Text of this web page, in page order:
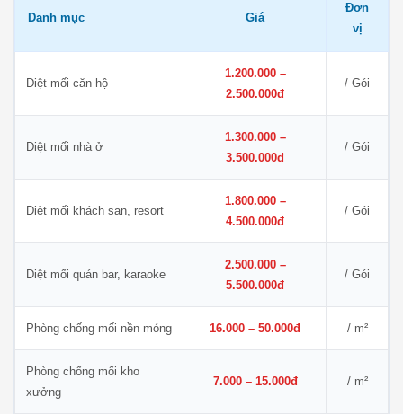
Danh mục Giá
Đơn
vị
Diệt mối căn hộ
1.200.000 –
2.500.000đ
/ Gói
Diệt mối nhà ở
1.300.000 –
3.500.000đ
/ Gói
Diệt mối khách sạn, resort
1.800.000 –
4.500.000đ
/ Gói
Diệt mối quán bar, karaoke
2.500.000 –
5.500.000đ
/ Gói
Phòng chống mối nền móng 16.000 – 50.000đ / m²
Phòng chống mối kho
xưởng
7.000 – 15.000đ / m²